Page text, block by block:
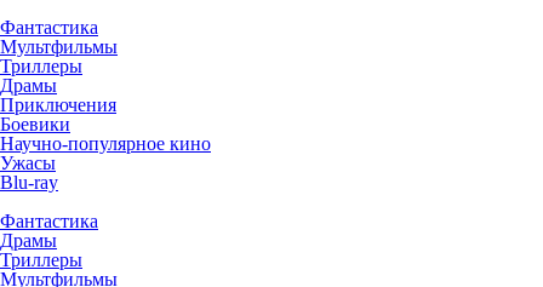
Фантастика
Мультфильмы
Триллеры
Драмы
Приключения
Боевики
Научно-популярное кино
Ужасы
Blu-ray
Фантастика
Драмы
Триллеры
Мультфильмы